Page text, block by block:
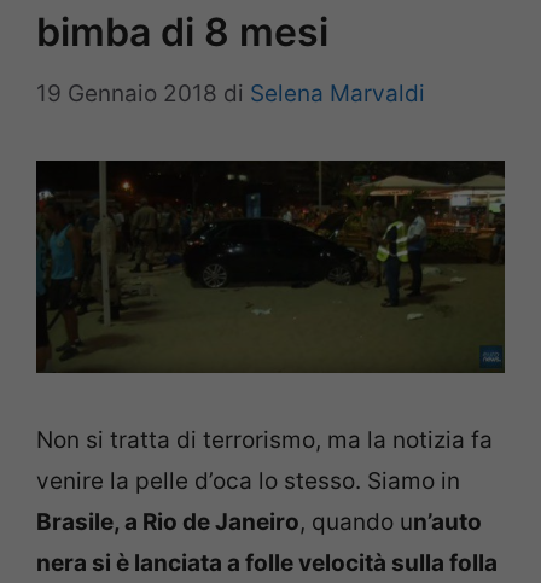
bimba di 8 mesi
19 Gennaio 2018 di Selena Marvaldi
Non si tratta di terrorismo, ma la notizia fa
venire la pelle d’oca lo stesso. Siamo in
Brasile, a Rio de Janeiro, quando un’auto
nera si è lanciata a folle velocità sulla folla